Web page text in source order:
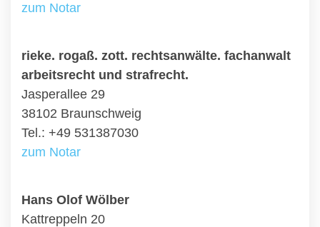
zum Notar
rieke. rogaß. zott. rechtsanwälte. fachanwalt
arbeitsrecht und strafrecht.
Jasperallee 29
38102 Braunschweig
Tel.: +49 531387030
zum Notar
Hans Olof Wölber
Kattreppeln 20